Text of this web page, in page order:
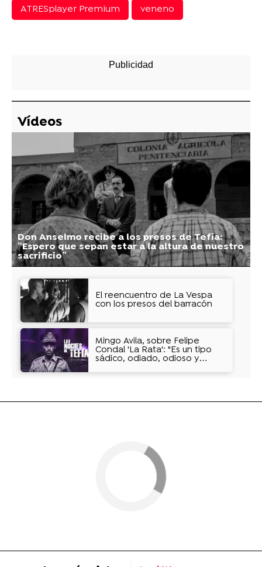
ATRESplayer Premium
veneno
Vídeos
Don Anselmo recibe a los presos de Tefía:
“Espero que sepan estar a la altura de nuestro
sacrificio”
El reencuentro de La Vespa
con los presos del barracón
Mingo Ávila, sobre Felipe
Condal 'La Rata': "Es un tipo
sádico, odiado, odioso y